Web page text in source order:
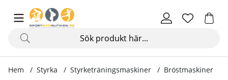
Hem Styrka Styrketräningsmaskiner Bröstmaskiner